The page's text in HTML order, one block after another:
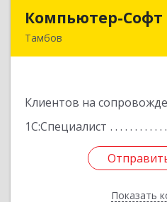
Компьютер-Софт
Тамбов
Клиентов на
1С:Специалист
Показать